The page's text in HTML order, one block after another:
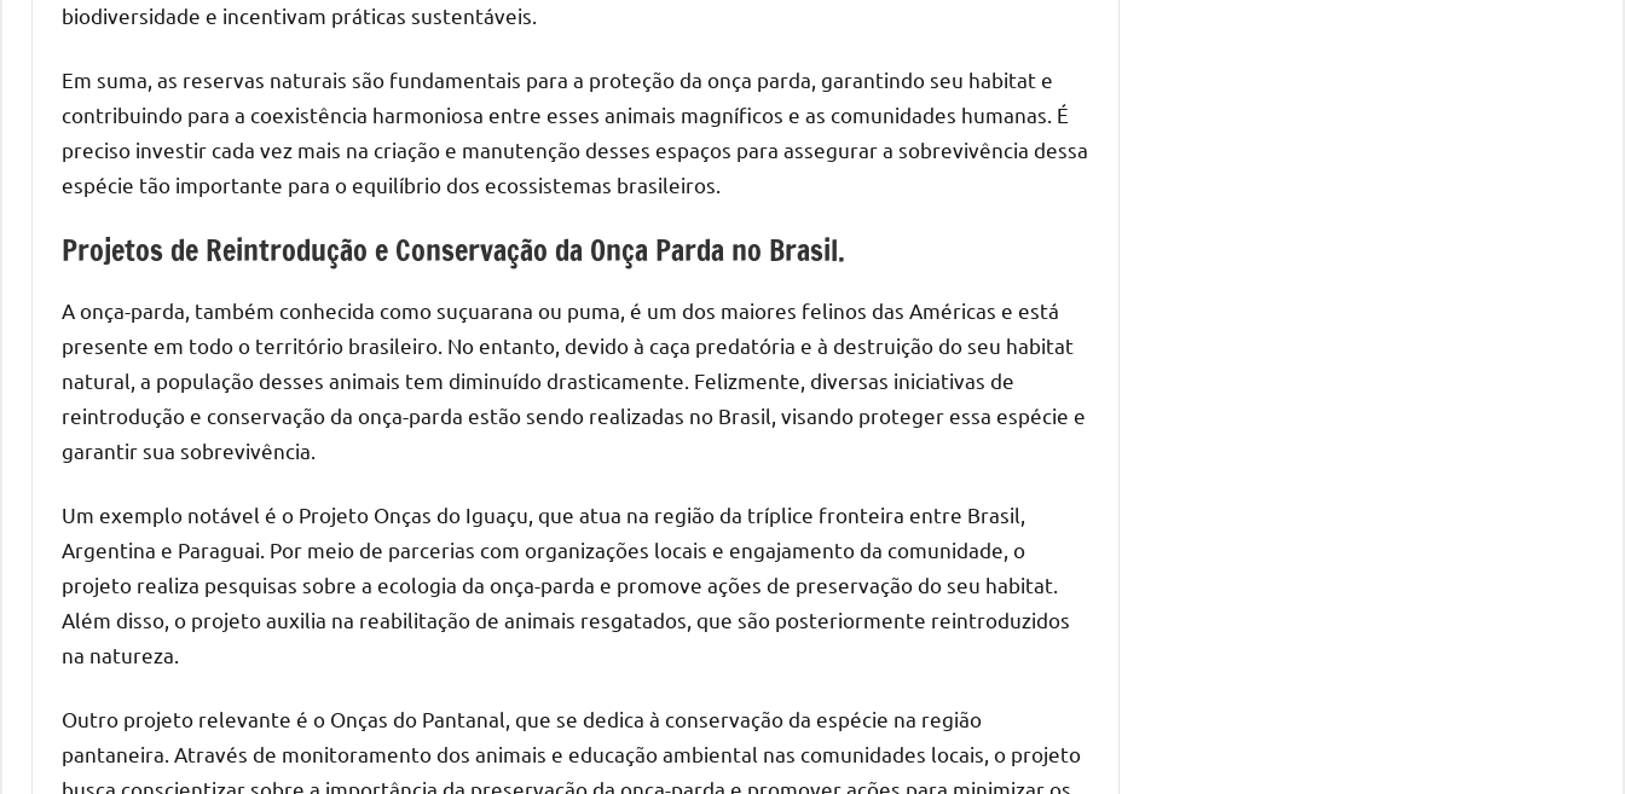
biodiversidade e incentivam práticas sustentáveis.
Em suma, as reservas naturais são fundamentais para a proteção da onça parda, garantindo seu habitat e
contribuindo para a coexistência harmoniosa entre esses animais magníficos e as comunidades humanas. É
preciso investir cada vez mais na criação e manutenção desses espaços para assegurar a sobrevivência dessa
espécie tão importante para o equilíbrio dos ecossistemas brasileiros.
Projetos de Reintrodução e Conservação da Onça Parda no Brasil.
A onça-parda, também conhecida como suçuarana ou puma, é um dos maiores felinos das Américas e está
presente em todo o território brasileiro. No entanto, devido à caça predatória e à destruição do seu habitat
natural, a população desses animais tem diminuído drasticamente. Felizmente, diversas iniciativas de
reintrodução e conservação da onça-parda estão sendo realizadas no Brasil, visando proteger essa espécie e
garantir sua sobrevivência.
Um exemplo notável é o Projeto Onças do Iguaçu, que atua na região da tríplice fronteira entre Brasil,
Argentina e Paraguai. Por meio de parcerias com organizações locais e engajamento da comunidade, o
projeto realiza pesquisas sobre a ecologia da onça-parda e promove ações de preservação do seu habitat.
Além disso, o projeto auxilia na reabilitação de animais resgatados, que são posteriormente reintroduzidos
na natureza.
Outro projeto relevante é o Onças do Pantanal, que se dedica à conservação da espécie na região
pantaneira. Através de monitoramento dos animais e educação ambiental nas comunidades locais, o projeto
busca conscientizar sobre a importância da preservação da onça-parda e promover ações para minimizar os